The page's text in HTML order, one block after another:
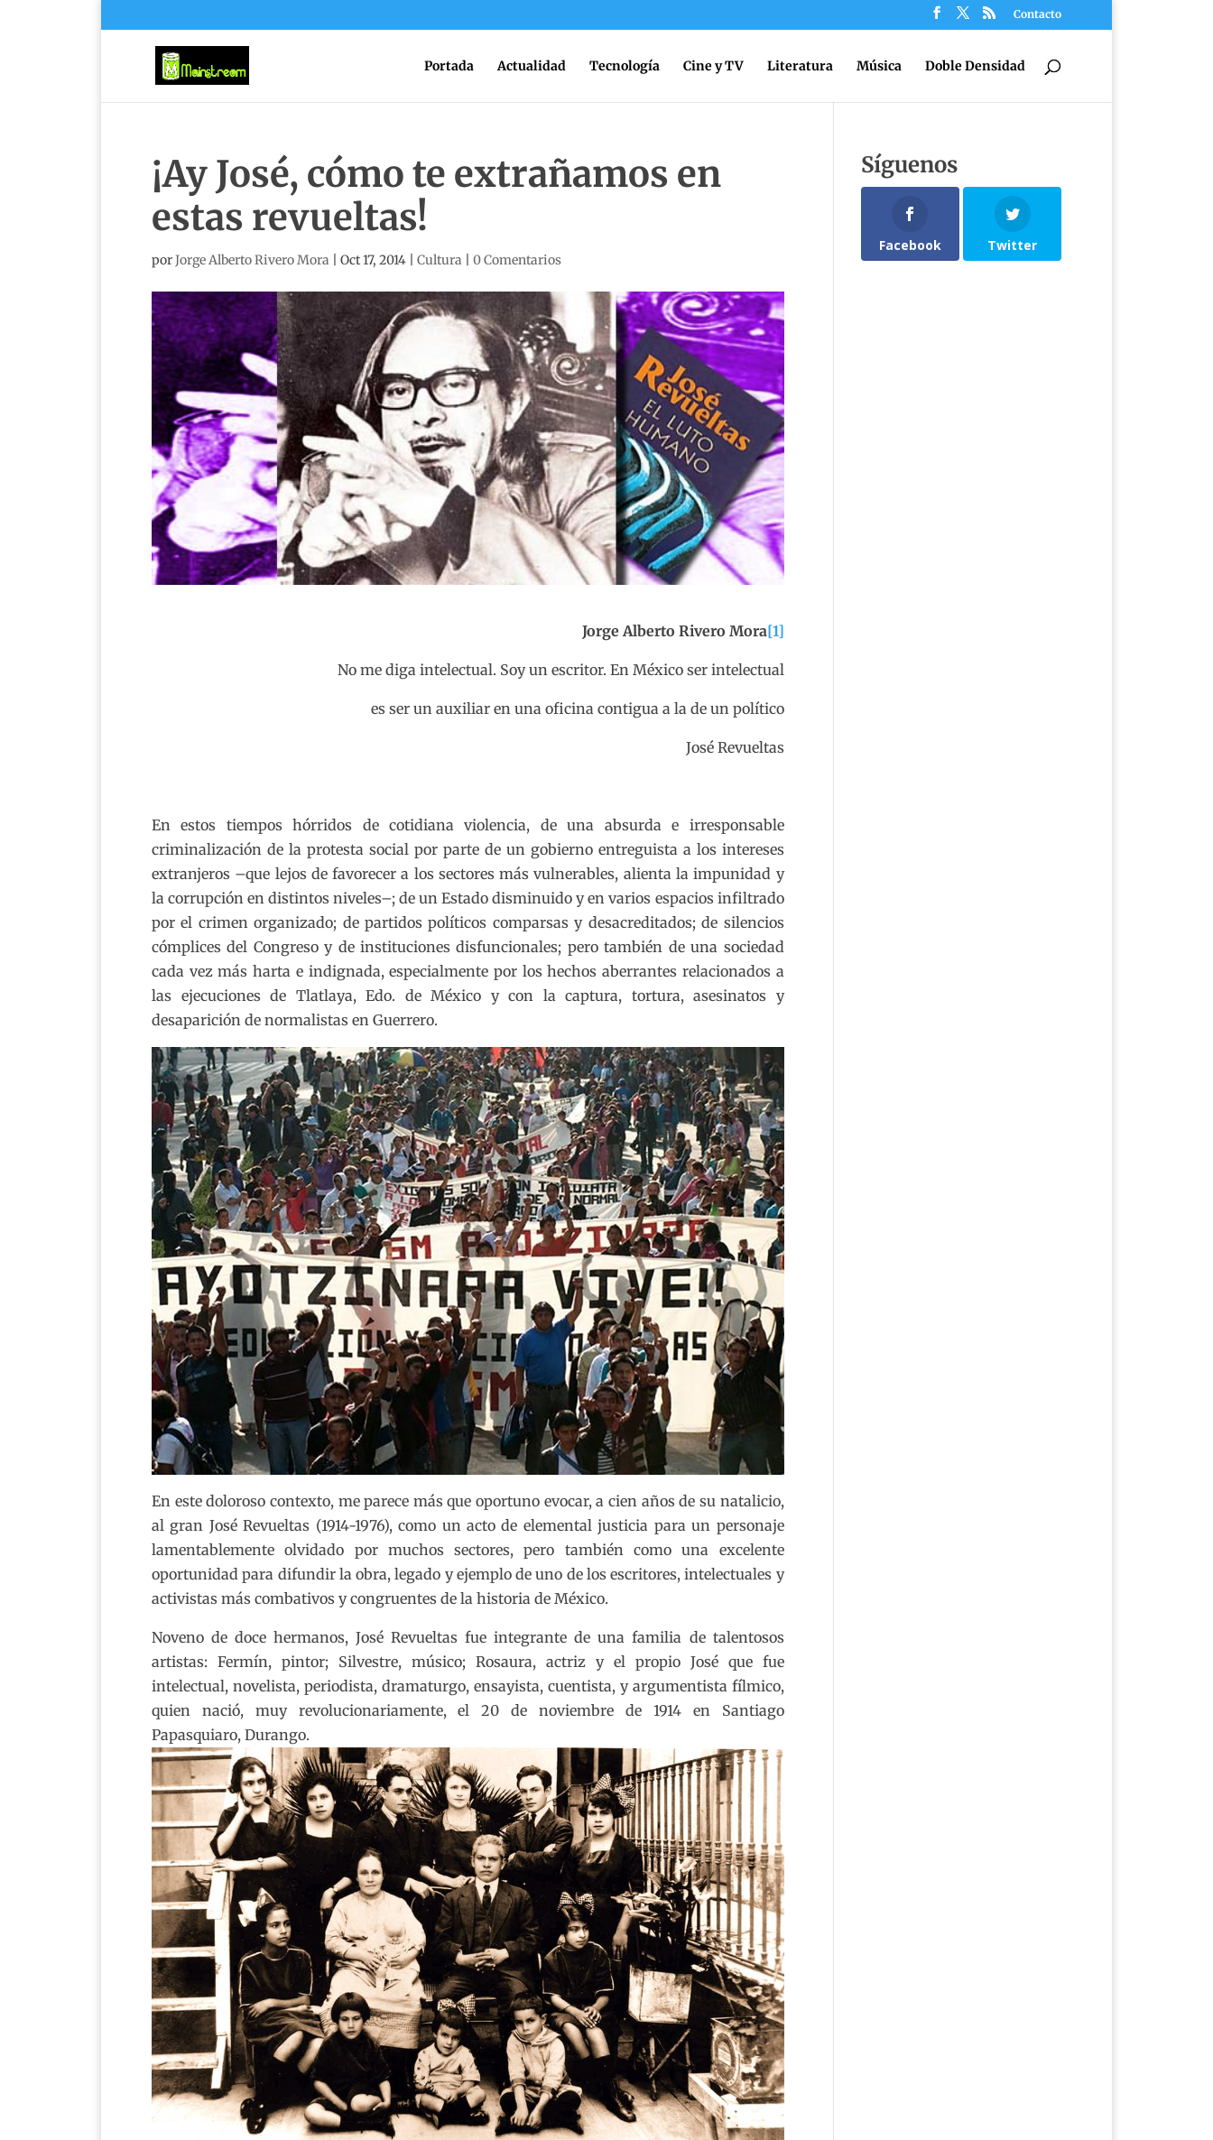
Contacto
Portada Actualidad Tecnología Cine y TV Literatura Música Doble Densidad
¡Ay José, cómo te extrañamos en
estas revueltas!
porJorge Alberto Rivero Mora Oct 17, 2014 Cultura 0 Comentarios
Jorge Alberto Rivero Mora[1]
No me diga intelectual. Soy un escritor. En México ser intelectual
es ser un auxiliar en una oficina contigua a la de un político
José Revueltas
En estos tiempos hórridos de cotidiana violencia, de una absurda e irresponsable
criminalización de la protesta social por parte de un gobierno entreguista a los intereses
extranjeros –que lejos de favorecer a los sectores más vulnerables, alienta la impunidad y
la corrupción en distintos niveles–; de un Estado disminuido y en varios espacios infiltrado
por el crimen organizado; de partidos políticos comparsas y desacreditados; de silencios
cómplices del Congreso y de instituciones disfuncionales; pero también de una sociedad
cada vez más harta e indignada, especialmente por los hechos aberrantes relacionados a
las ejecuciones de Tlatlaya, Edo. de México y con la captura, tortura, asesinatos y
desaparición de normalistas en Guerrero.
En este doloroso contexto, me parece más que oportuno evocar, a cien años de su natalicio,
al gran José Revueltas (1914-1976), como un acto de elemental justicia para un personaje
lamentablemente olvidado por muchos sectores, pero también como una excelente
oportunidad para difundir la obra, legado y ejemplo de uno de los escritores, intelectuales y
activistas más combativos y congruentes de la historia de México.
Noveno de doce hermanos, José Revueltas fue integrante de una familia de talentosos
artistas: Fermín, pintor; Silvestre, músico; Rosaura, actriz y el propio José que fue
intelectual, novelista, periodista, dramaturgo, ensayista, cuentista, y argumentista fílmico,
quien nació, muy revolucionariamente, el 20 de noviembre de 1914 en Santiago
Papasquiaro, Durango.
Síguenos
Facebook Twitter